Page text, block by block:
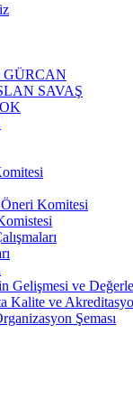
GÜRCAN
SAVAŞ
Komitesi
Gelişmesi ve
Kalite ve
Şeması